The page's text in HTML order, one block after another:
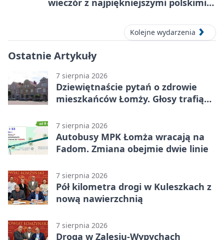
wieczór z najpiękniejszymi polskimi
Kolejne wydarzenia
Ostatnie Artykuły
7 sierpnia 2026
Dziewiętnaście pytań o zdrowie
mieszkańców Łomży. Głosy trafią
7 sierpnia 2026
Autobusy MPK Łomża wracają na
Fadom. Zmiana obejmie dwie linie
7 sierpnia 2026
Pół kilometra drogi w Kuleszkach z
nową nawierzchnią
7 sierpnia 2026
Droga w Zalesiu-Wypychach